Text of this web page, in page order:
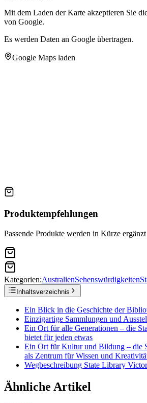
Mit dem Laden der Karte akzeptieren Sie
von Google.
Es werden Daten an Google übertragen.
Google Maps laden
Produktempfehlungen
Passende Produkte werden in Kürze ergänzt
Kategorien:AustralienSehenswürdigkeiten
Inhaltsverzeichnis
Ein Blick in die Geschichte der
Einzigartige Sammlungen und
Ein Ort für alle Generationen – die
bietet für jeden etwas
Ein Ort für Kultur und Bildung – die
als Zentrum für Wissen und
Wegbeschreibung State Library
Ähnliche Artikel